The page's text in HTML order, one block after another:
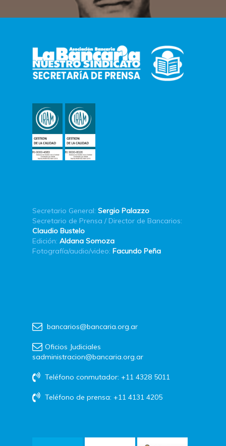
Secretario General: Sergio Palazzo
Secretario de Prensa / Director de Bancarios:
Claudio Bustelo
Edición: Aldana Somoza
Fotografía/audio/video: Facundo Peña
bancarios@bancaria.org.ar
Oficios Judiciales
sadministracion@bancaria.org.ar
Teléfono conmutador: +11 4328 5011
Teléfono de prensa: +11 4131 4205